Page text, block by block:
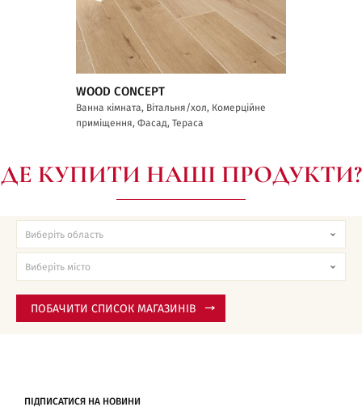
WOOD CONCEPT
Ванна кімната, Вітальня/хол, Комерційне
приміщення, Фасад, Тераса
ДЕ КУПИТИ НАШІ ПРОДУКТИ?
ПОБАЧИТИ СПИСОК МАГАЗИНІВ
ПІДПИСАТИСЯ НА НОВИНИ